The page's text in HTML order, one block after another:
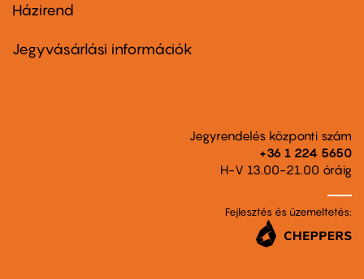
Footer
second
Házirend
Jegyvásárlási információk
Jegyrendelés központi szám
+36 1 224 5650
H-V 13.00-21.00 óráig
Fejlesztés és üzemeltetés: